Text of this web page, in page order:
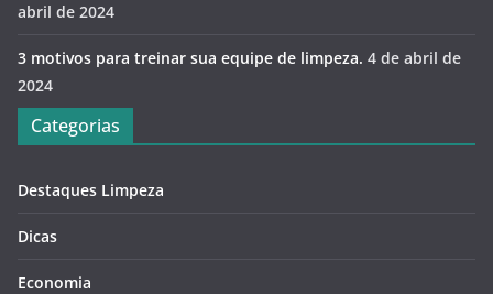
abril de 2024
3 motivos para treinar sua equipe de limpeza. 4 de abril de
2024
Categorias
Destaques Limpeza
Dicas
Economia